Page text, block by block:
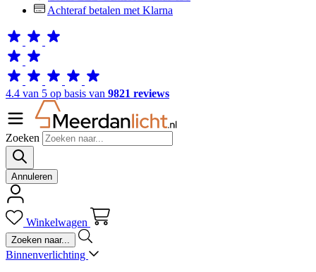
Achteraf betalen met Klarna
4.4 van 5 op basis van 9821 reviews
Zoeken
Annuleren
Winkelwagen
Binnenverlichting